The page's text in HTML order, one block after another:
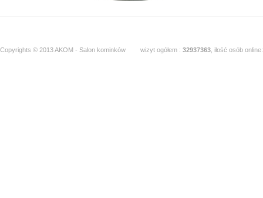
Copyrights © 2013 AKOM - Salon kominków wizyt ogółem : 32937363 , ilość osób